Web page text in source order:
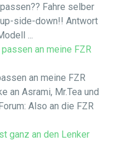
Fahre selber
side-down!! Antwort
...
an meine FZR
an meine FZR
an Asrami, Mr.Tea und
Also an die FZR
ganz an den Lenker